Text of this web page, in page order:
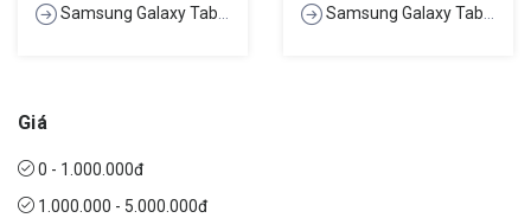
Samsung Galaxy Tab A8 (10.5 Inch) 2022 - SM-X200 / X205 / X207
Samsung Galaxy Tab A8 (10.5 Inch) 2022 - SM-X200 / X205 / X207
Giá
0 - 1.000.000đ
1.000.000 - 5.000.000đ